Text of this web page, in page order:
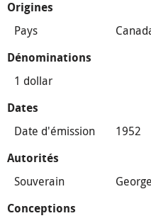
Origines
Pays
Dénominations
1 dollar
Dates
Date d'émission 1952
Autorités
Souverain
Conceptions